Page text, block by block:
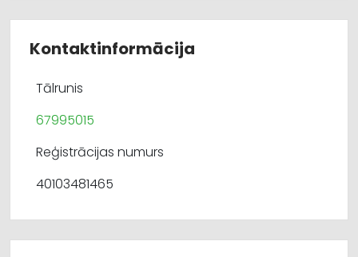
Kontaktinformācija
Tālrunis
67995015
Reģistrācijas numurs
40103481465